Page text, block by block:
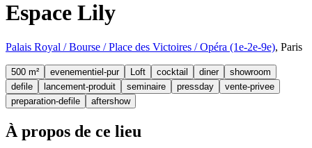
Espace Lily
Palais Royal / Bourse / Place des Victoires / Opéra (1e-2e-9e), Paris
500 m² evenementiel-pur Loft cocktail diner
showroom
defile
lancement-produit seminaire pressday
vente-privee
preparation-defile
aftershow
À propos de ce lieu